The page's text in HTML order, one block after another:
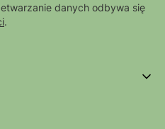
danych odbywa się
.